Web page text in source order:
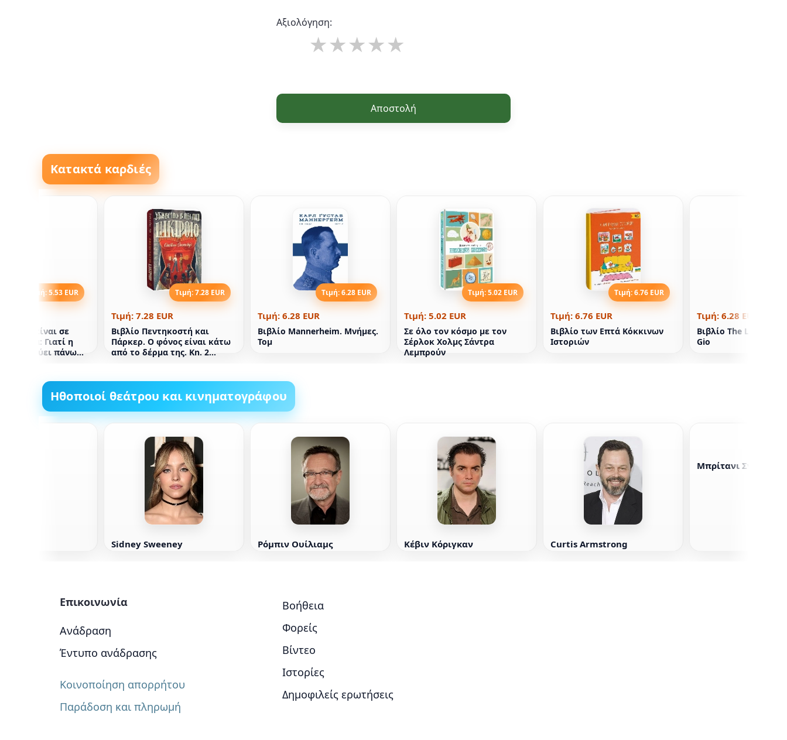
Αξιολόγηση:
Αποστολή
Κατακτά καρδιές
Τιμή: 5.53 EUR
για να είναι σε
όλα: Γιατί η
θριαμβεύει πάνω
Τιμή: 7.28 EUR
Τιμή: 7.28 EUR
Βιβλίο Πεντηκοστή και
Πάρκερ. Ο φόνος είναι κάτω
από το δέρμα της. Kn. 2
Τιμή: 6.28 EUR
Τιμή: 6.28 EUR
Βιβλίο Mannerheim. Μνήμες.
Τομ
Τιμή: 5.02 EUR
Τιμή: 5.02 EUR
Σε όλο τον κόσμο με τον
Σέρλοκ Χολμς Σάντρα
Λεμπρούν
Τιμή: 6.76 EUR
Τιμή: 6.76 EUR
Βιβλίο των Επτά Κόκκινων
Ιστοριών
Τιμή: 6.28 EUR
Βιβλίο The Last
Gio
Ηθοποιοί θεάτρου και κινηματογράφου
Sidney Sweeney Ρόμπιν Ουίλιαμς Κέβιν Κόριγκαν Curtis Armstrong
Μπρίτανι Σνόου
Επικοινωνία
Ανάδραση
Έντυπο ανάδρασης
Κοινοποίηση απορρήτου
Παράδοση και πληρωμή
Βοήθεια
Φορείς
Βίντεο
Ιστορίες
Δημοφιλείς ερωτήσεις